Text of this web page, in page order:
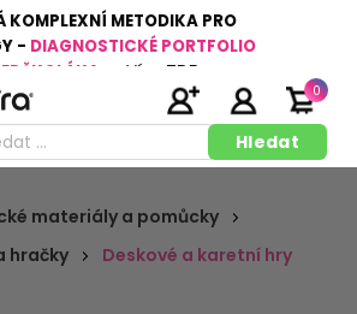
KOMPLEXNÍ METODIKA PRO
- DIAGNOSTICKÉ PORTFOLIO
Více ZDE
0
materiály a pomůcky
hračky
Deskové a karetní hry